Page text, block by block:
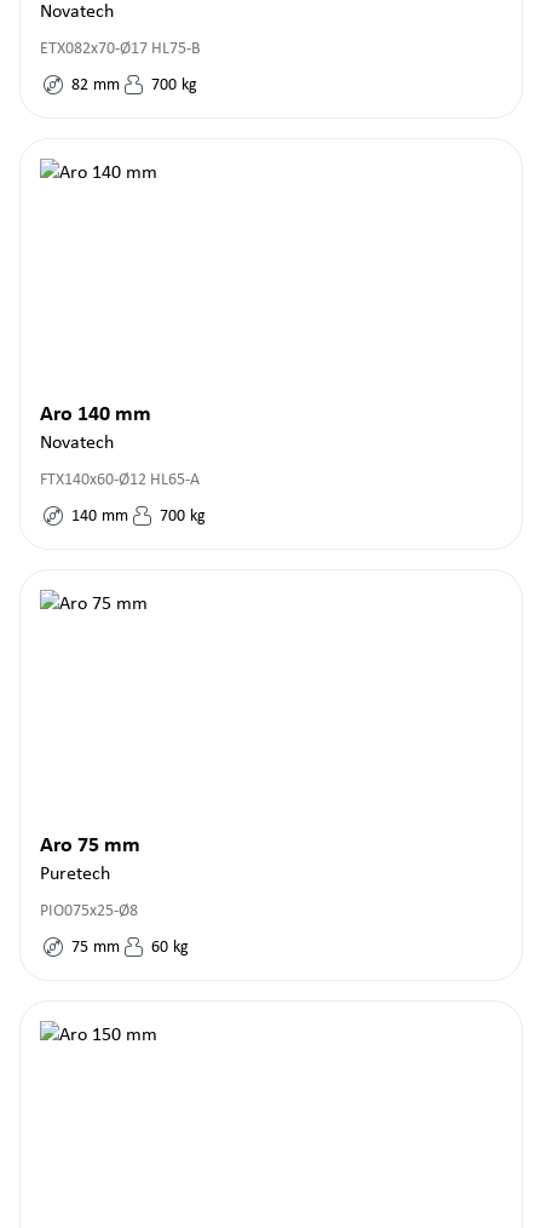
Novatech
ETX082x70-Ø17 HL75-B
82 mm 700 kg
Aro 140 mm
Novatech
FTX140x60-Ø12 HL65-A
140 mm 700 kg
Aro 75 mm
Puretech
PIO075x25-Ø8
75 mm 60 kg